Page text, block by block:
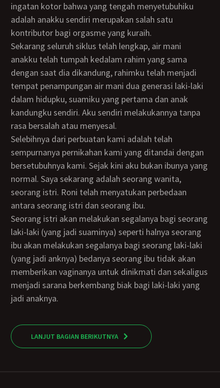
ingatan kotor bahwa yang tengah menyetubuhiku
adalah anakku sendiri merupakan salah satu
kontributor bagi orgasme yang kuraih.
Sekarang seluruh siklus telah lengkap, air mani
anakku telah tumpah kedalam rahim yang sama
dengan saat dia dikandung, rahimku telah menjadi
tempat penampungan air mani dua generasi laki-laki
dalam hidupku, suamiku yang pertama dan anak
kandungku sendiri. Aku sendiri melakukannya tanpa
rasa bersalah atau menyesal.
Selebihnya dari perbuatan kami adalah telah
sempurnanya pernikahan kami yang ditandai dengan
bersetubuhnya kami. Sejak kini aku bukan ibunya yang
normal. Saya sekarang adalah seorang wanita,
seorang istri. Roni telah menyatukan perbedaan
antara seorang istri dan seorang ibu.
Seorang istri akan melakukan segalanya bagi seorang
laki-laki (yang jadi suaminya) seperti halnya seorang
ibu akan melakukan segalanya bagi seorang laki-laki
(yang jadi anknya) bedanya seorang ibu tidak akan
memberikan vaginanya untuk dinikmati dan sekaligus
menjadi sarana berkembang biak bagi laki-laki yang
jadi anaknya.
LANJUT BAGIAN BERIKUTNYA